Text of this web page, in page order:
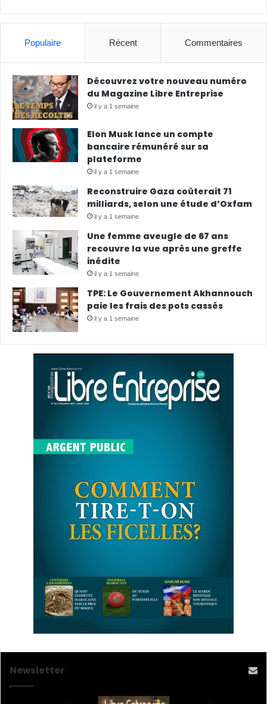
Populaire Récent Commentaires
Découvrez votre nouveau numéro
du Magazine Libre Entreprise
il y a 1 semaine
Elon Musk lance un compte
bancaire rémunéré sur sa
plateforme
il y a 1 semaine
Reconstruire Gaza coûterait 71
milliards, selon une étude d’Oxfam
il y a 1 semaine
Une femme aveugle de 67 ans
recouvre la vue après une greffe
inédite
il y a 1 semaine
TPE: Le Gouvernement Akhannouch
paie les frais des pots cassés
il y a 1 semaine
Newsletter